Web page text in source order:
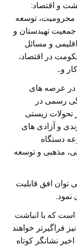
و اقتصاد:
محرومیت، توسعه
جمعیت تهیدستان و
و مسائل
در اقتصاد،
و…
در عرصه های
رسمی در
زیستی
و آزادی های
دستگاه
مذهبی و توسعه
توان افق قابلیت
نمود.
که با انباشت
فراگیرتر خواهند
نشانگر کوتاه